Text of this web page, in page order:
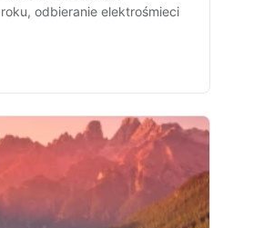
odbieranie elektrośmieci